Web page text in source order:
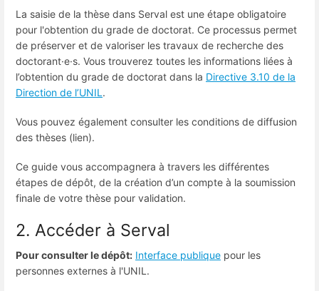
La saisie de la thèse dans Serval est une étape obligatoire
pour l'obtention du grade de doctorat. Ce processus permet
de préserver et de valoriser les travaux de recherche des
doctorant·e·s. Vous trouverez toutes les informations liées à
l’obtention du grade de doctorat dans la Directive 3.10 de la
Direction de l’UNIL .
Vous pouvez également consulter les conditions de diffusion
des thèses (lien).
Ce guide vous accompagnera à travers les différentes
étapes de dépôt, de la création d’un compte à la soumission
finale de votre thèse pour validation.
2. Accéder à Serval
Pour consulter le dépôt: Interface publique pour les
personnes externes à l'UNIL.